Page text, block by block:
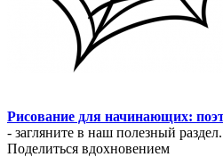
Рисование для начинающих:
- загляните в наш полезный раздел.
Поделиться вдохновением